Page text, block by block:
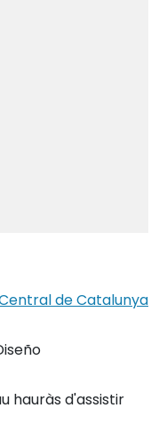
de Catalunya
hauràs d'assistir